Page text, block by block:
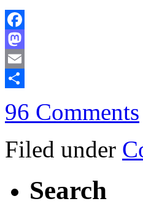
Facebook
Mastodon
Email
96 Comments
Filed under
Search